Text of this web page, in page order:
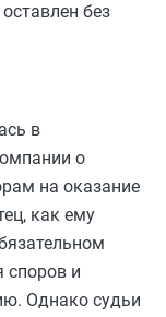
без
в
о
на оказание
как ему
споров и
Однако судьи